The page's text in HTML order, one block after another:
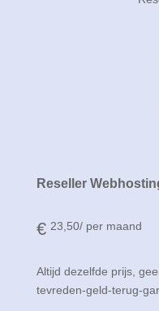
Reseller
€ 23,50/ per maand
Altijd dezelfde prijs,
tevreden-geld-terug-